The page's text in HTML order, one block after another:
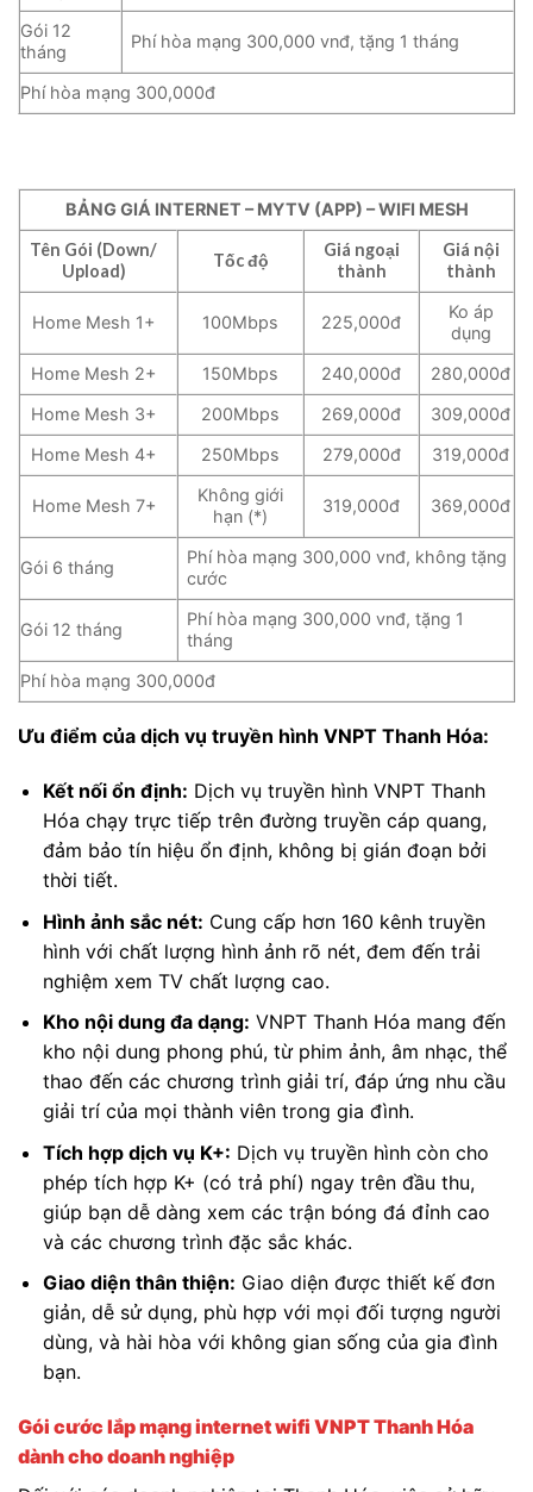
Gói 12
tháng
Phí hòa mạng 300,000 vnđ, tặng 1 tháng
Phí hòa mạng 300,000đ
BẢNG GIÁ INTERNET – MYTV (APP) – WIFI MESH
Tên Gói (Down/
Upload)
Tốc độ
Giá ngoại
thành
Giá nội
thành
Home Mesh 1+ 100Mbps 225,000đ
Ko áp
dụng
Home Mesh 2+
150Mbps 240,000đ
280,000đ
Home Mesh 3+
200Mbps 269,000đ
309,000đ
Home Mesh 4+
250Mbps 279,000đ 319,000đ
Home Mesh 7+
Không giới
hạn (*)
319,000đ 369,000đ
Gói 6 tháng
Phí hòa mạng 300,000 vnđ, không tặng
cước
Gói 12 tháng
Phí hòa mạng 300,000 vnđ, tặng 1
tháng
Phí hòa mạng 300,000đ
Ưu điểm của dịch vụ truyền hình VNPT Thanh Hóa:
Kết nối ổn định: Dịch vụ truyền hình VNPT Thanh
Hóa chạy trực tiếp trên đường truyền cáp quang,
đảm bảo tín hiệu ổn định, không bị gián đoạn bởi
thời tiết.
Hình ảnh sắc nét: Cung cấp hơn 160 kênh truyền
hình với chất lượng hình ảnh rõ nét, đem đến trải
nghiệm xem TV chất lượng cao.
Kho nội dung đa dạng: VNPT Thanh Hóa mang đến
kho nội dung phong phú, từ phim ảnh, âm nhạc, thể
thao đến các chương trình giải trí, đáp ứng nhu cầu
giải trí của mọi thành viên trong gia đình.
Tích hợp dịch vụ K+: Dịch vụ truyền hình còn cho
phép tích hợp K+ (có trả phí) ngay trên đầu thu,
giúp bạn dễ dàng xem các trận bóng đá đỉnh cao
và các chương trình đặc sắc khác.
Giao diện thân thiện: Giao diện được thiết kế đơn
giản, dễ sử dụng, phù hợp với mọi đối tượng người
dùng, và hài hòa với không gian sống của gia đình
bạn.
Gói cước lắp mạng internet wifi VNPT Thanh Hóa
dành cho doanh nghiệp